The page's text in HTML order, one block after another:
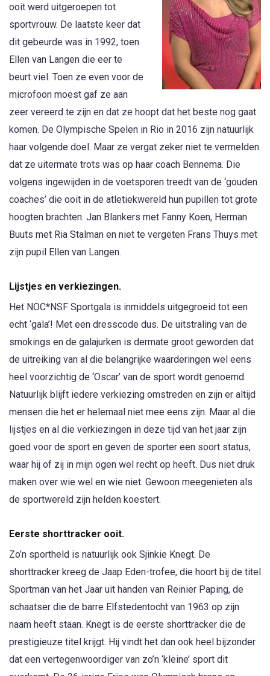
ooit werd uitgeroepen tot
sportvrouw. De laatste keer dat
dit gebeurde was in 1992, toen
Ellen van Langen die eer te
beurt viel. Toen ze even voor de
microfoon moest gaf ze aan
zeer vereerd te zijn en dat ze hoopt dat het beste nog gaat
komen. De Olympische Spelen in Rio in 2016 zijn natuurlijk
haar volgende doel. Maar ze vergat zeker niet te vermelden
dat ze uitermate trots was op haar coach Bennema. Die
volgens ingewijden in de voetsporen treedt van de ‘gouden
coaches’ die ooit in de atletiekwereld hun pupillen tot grote
hoogten brachten. Jan Blankers met Fanny Koen, Herman
Buuts met Ria Stalman en niet te vergeten Frans Thuys met
zijn pupil Ellen van Langen.
Lijstjes en verkiezingen.
Het NOC*NSF Sportgala is inmiddels uitgegroeid tot een
echt ‘gala’! Met een dresscode dus. De uitstraling van de
smokings en de galajurken is dermate groot geworden dat
de uitreiking van al die belangrijke waarderingen wel eens
heel voorzichtig de ‘Oscar’ van de sport wordt genoemd.
Natuurlijk blijft iedere verkiezing omstreden en zijn er altijd
mensen die het er helemaal niet mee eens zijn. Maar al die
lijstjes en al die verkiezingen in deze tijd van het jaar zijn
goed voor de sport en geven de sporter een soort status,
waar hij of zij in mijn ogen wel recht op heeft. Dus niet druk
maken over wie wel en wie niet. Gewoon meegenieten als
de sportwereld zijn helden koestert.
Eerste shorttracker ooit.
Zo’n sportheld is natuurlijk ook Sjinkie Knegt. De
shorttracker kreeg de Jaap Eden-trofee, die hoort bij de titel
Sportman van het Jaar uit handen van Reinier Paping, de
schaatser die de barre Elfstedentocht van 1963 op zijn
naam heeft staan. Knegt is de eerste shorttracker die de
prestigieuze titel krijgt. Hij vindt het dan ook heel bijzonder
dat een vertegenwoordiger van zo’n ‘kleine’ sport dit